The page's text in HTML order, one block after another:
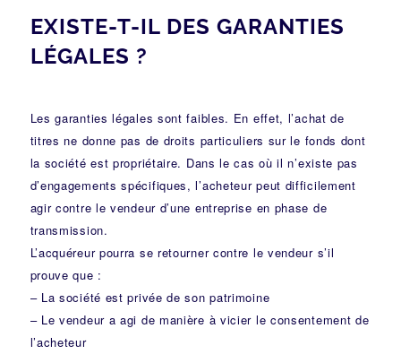
EXISTE-T-IL DES GARANTIES
LÉGALES ?
Les garanties légales sont faibles. En effet, l’achat de
titres ne donne pas de droits particuliers sur le fonds dont
la société est propriétaire. Dans le cas où il n’existe pas
d’engagements spécifiques, l’acheteur peut difficilement
agir contre le vendeur d’une entreprise en phase de
transmission.
L’acquéreur pourra se retourner contre le vendeur s’il
prouve que :
– La société est privée de son patrimoine
– Le vendeur a agi de manière à vicier le consentement de
l’acheteur